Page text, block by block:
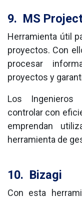
9. MS
Herramienta útil
proyectos. Con
procesar
proyectos y
Los Ingenieros
controlar con
emprendan
herramienta de
10. Bizagi
Con esta